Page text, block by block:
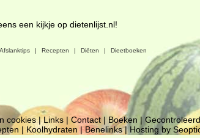
een kijkje op dietenlijst.nl!
Afslanktips | Recepten | Diëten | Dieetboeken
cookies|Links|Contact| Boeken | Gecontroleerd
| Koolhydraten |Benelinks|Hosting by